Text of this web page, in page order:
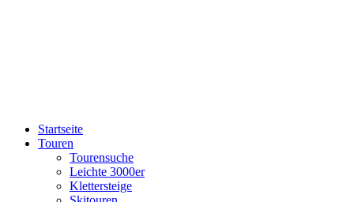
Startseite
Touren
Tourensuche
Leichte 3000er
Klettersteige